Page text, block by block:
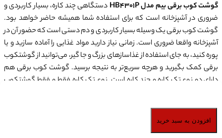
افزودن به سبد خرید
گوشت کوب برقی بیم مدل HB4301P
دستگاهی چند کاره، بسیار کاربردی و
ضروری در آشپزخانه است که برای استفاده شما همیشه حاضر خواهد بود.
گوشت کوب برقی یک وسیله بسیار کاربردی و دم دستی است که حضور آن در
آشپزخانه واقعا ضروری است. زمانی نیاز دارید مواد غذایی را آماده سازید و یا
پوره کنید، به جای استفاده از غذاسازهای بزرگ و جا گیر، می‌توانید از گوشتکوب
برقی کمک بگیرید و هرچه سریع‌تر به نتیجه برسید. گوشت کوب برقی هم
دارای دو نوع تک کاره و چند کاره است. نوع تک کاره فقط و فقط گوشتکوب
برندهای قدیمی و باکیفیتی است که هر دو مدل از گوشتکوب برقی را ارائه
هم همزن. در ادامه ویژگی‌های